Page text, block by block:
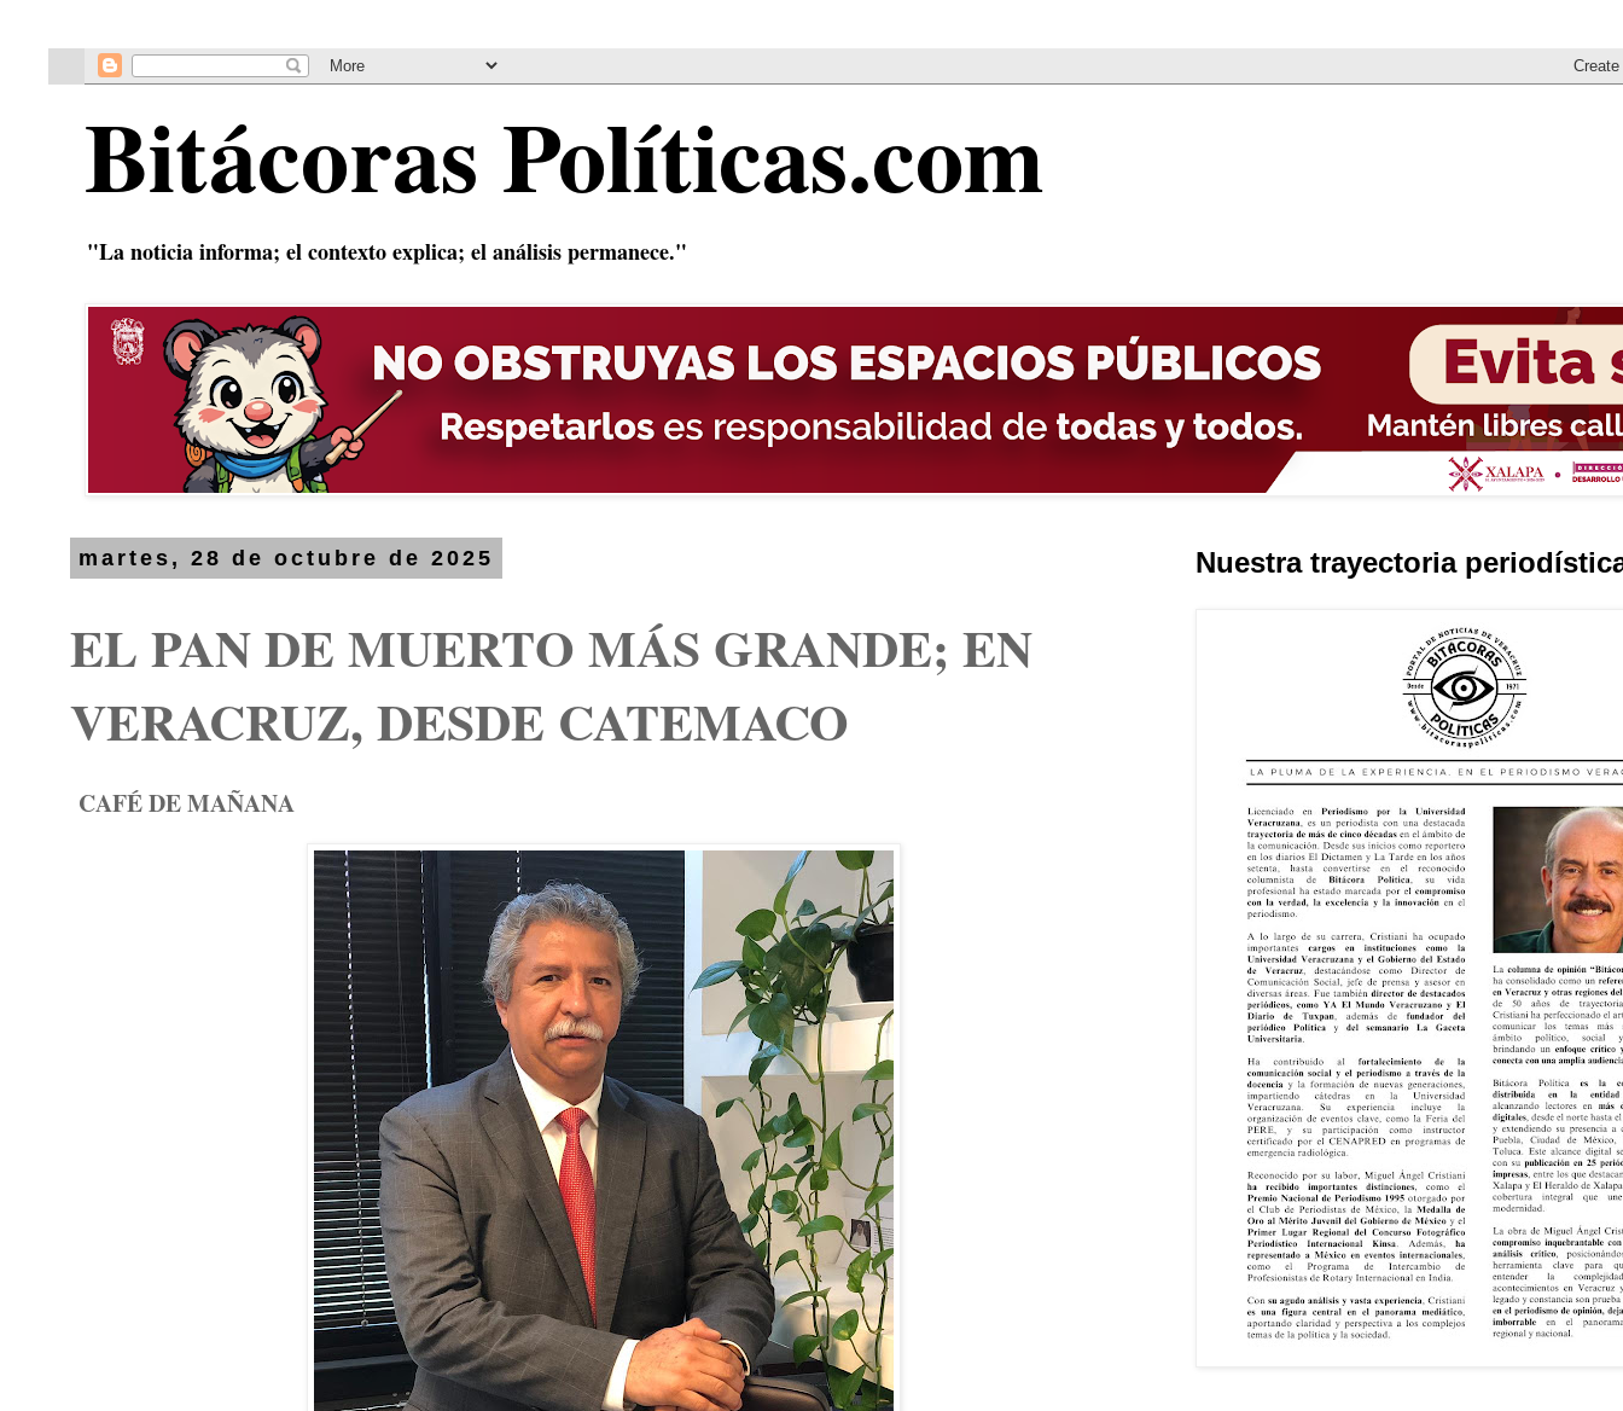
Bitácoras Políticas.com
"La noticia informa; el contexto explica; el análisis permanece."
martes, 28 de octubre de 2025
EL PAN DE MUERTO MÁS GRANDE; EN
VERACRUZ, DESDE CATEMACO
CAFÉ DE MAÑANA
Nuestra trayectoria